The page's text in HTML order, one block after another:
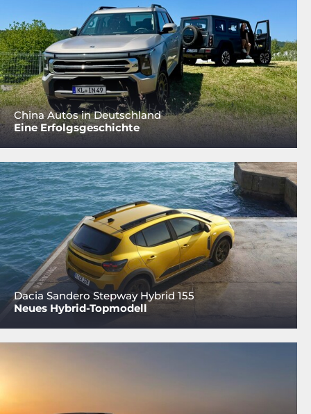
China Autos in Deutschland
Eine Erfolgsgeschichte
Dacia Sandero Stepway Hybrid 155
Neues Hybrid-Topmodell